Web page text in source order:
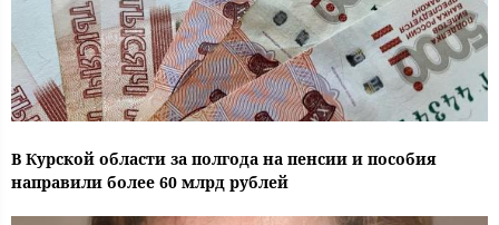
В Курской области за полгода на пенсии и пособия
направили более 60 млрд рублей